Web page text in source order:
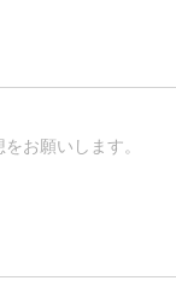
お願いします。